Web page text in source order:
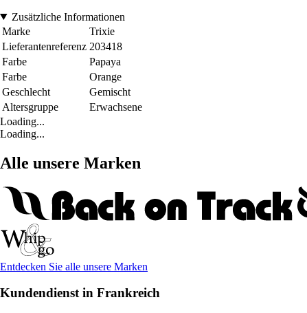
Zusätzliche Informationen
Marke
Trixie
Lieferantenreferenz 203418
Farbe
Papaya
Farbe
Orange
Geschlecht
Gemischt
Altersgruppe
Erwachsene
Loading...
Loading...
Alle unsere Marken
Entdecken Sie alle unsere Marken
Kundendienst in Frankreich